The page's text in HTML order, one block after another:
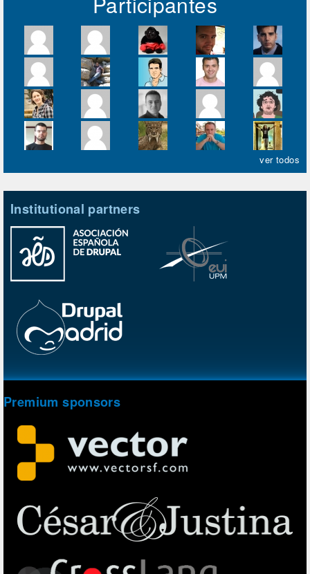
ver todos
Institutional partners
Premium sponsors